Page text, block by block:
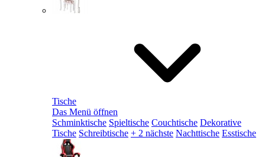
Tische
Das Menü öffnen
Schminktische Spieltische Couchtische Dekorative
Tische Schreibtische + 2 nächste Nachttische Esstische